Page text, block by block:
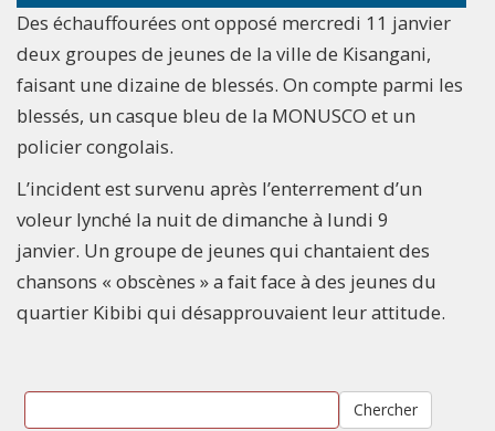
Des échauffourées ont opposé mercredi 11 janvier
deux groupes de jeunes de la ville de Kisangani,
faisant une dizaine de blessés. On compte parmi les
blessés, un casque bleu de la MONUSCO et un
policier congolais.
L’incident est survenu après l’enterrement d’un
voleur lynché la nuit de dimanche à lundi 9
janvier. Un groupe de jeunes qui chantaient des
chansons « obscènes » a fait face à des jeunes du
quartier Kibibi qui désapprouvaient leur attitude.
Chercher